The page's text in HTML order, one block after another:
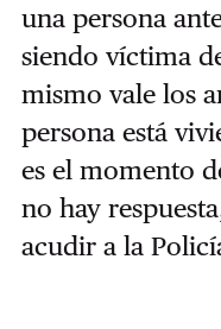
una persona
siendo víctima
mismo vale los
persona está
es el momento
no hay
acudir a la